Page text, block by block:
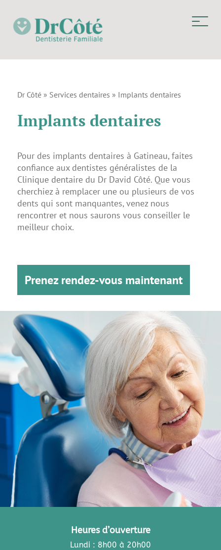
Dr Côté » Services dentaires » Implants dentaires
Implants dentaires
Pour des implants dentaires à Gatineau, faites
confiance aux dentistes généralistes de la
Clinique dentaire du Dr David Côté. Que vous
cherchiez à remplacer une ou plusieurs de vos
dents qui sont manquantes, venez nous
rencontrer et nous saurons vous conseiller le
meilleur choix.
Prenez rendez-vous maintenant
Heures d’ouverture
Lundi : 8h00 à 20h00